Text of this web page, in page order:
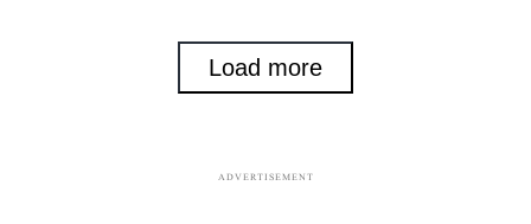
Load more
ADVERTISEMENT